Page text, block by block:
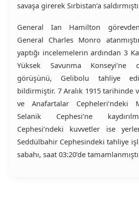
savaşa girerek Sırbistan’a
General Ian Hamilton
General Charles Monro
yaptığı incelemelerin ardından 3
Yüksek Savunma Konseyi’ne
görüşünü, Gelibolu tahliye
bildirmiştir. 7 Aralık 1915 tarihinde
ve Anafartalar Cepheleri’ndeki
Selanik Cephesi’ne
Cephesi’ndeki kuvvetler ise
Seddülbahir Cephesindeki tahliye
sabahı, saat 03:20’de